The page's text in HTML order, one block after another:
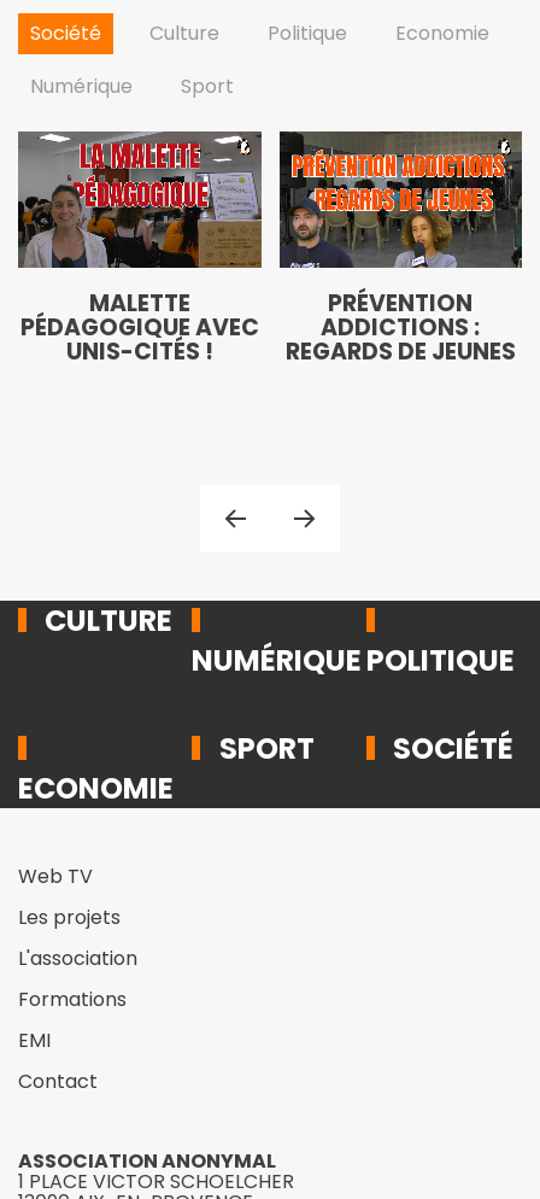
Société Culture Politique
Economie
Numérique
Sport
MALETTE
PÉDAGOGIQUE AVEC
UNIS-CITÉS !
PRÉVENTION
ADDICTIONS :
REGARDS DE JEUNES
CULTURE
NUMÉRIQUEPOLITIQUE
ECONOMIE
SPORT SOCIÉTÉ
Web TV
Les projets
L'association
Formations
EMI
Contact
ASSOCIATION ANONYMAL
1 PLACE VICTOR SCHOELCHER